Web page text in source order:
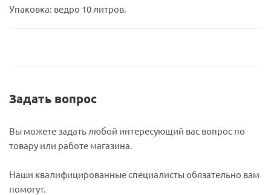
Упаковка: ведро 10 литров.
Задать вопрос
Вы можете задать любой интересующий вас вопрос по
товару или работе магазина.
Наши квалифицированные специалисты обязательно вам
помогут.